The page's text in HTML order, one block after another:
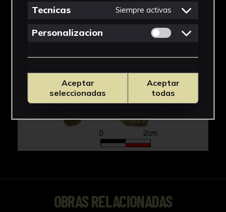
OBRAS RELACIONADAS
Tecnicas Siempre activas
Personalizacion Permitir cookies
Aceptar
seleccionadas
Aceptar
todas